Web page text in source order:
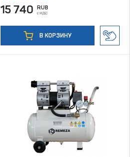
15 740 RUB
с НДС
В КОРЗИНУ